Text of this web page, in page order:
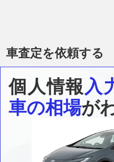
車査定を依頼する
個人情報入
車の相場が